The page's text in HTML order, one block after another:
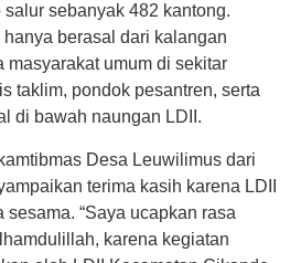
sebanyak 482 kantong.
berasal dari kalangan
masyarakat umum di sekitar
taklim, pondok pesantren, serta
di bawah naungan LDII.
Desa Leuwilimus dari
terima kasih karena LDII
“Saya ucapkan rasa
karena kegiatan